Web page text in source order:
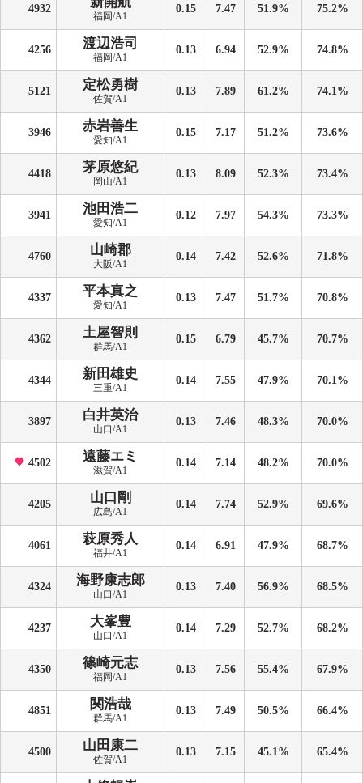
4932
福岡/A1
0.15 7.47 51.9% 75.2%
4256 渡辺浩司
福岡/A1
0.13 6.94 52.9% 74.8%
5121 定松勇樹
佐賀/A1
0.13 7.89 61.2% 74.1%
3946 赤岩善生
愛知/A1
0.15 7.17 51.2% 73.6%
4418 茅原悠紀
岡山/A1
0.13 8.09 52.3% 73.4%
3941 池田浩二
愛知/A1
0.12 7.97 54.3% 73.3%
4760 山崎郡
大阪/A1
0.14 7.42 52.6% 71.8%
4337 平本真之
愛知/A1
0.13 7.47 51.7% 70.8%
4362 土屋智則
群馬/A1
0.15 6.79 45.7% 70.7%
4344 新田雄史
三重/A1
0.14 7.55 47.9% 70.1%
3897 白井英治
山口/A1
0.13 7.46 48.3% 70.0%
4502 遠藤エミ
滋賀/A1
0.14 7.14 48.2% 70.0%
4205 山口剛
広島/A1
0.14 7.74 52.9% 69.6%
4061 萩原秀人
福井/A1
0.14 6.91 47.9% 68.7%
4324 海野康志郎
山口/A1
0.13 7.40 56.9% 68.5%
4237 大峯豊
山口/A1
0.14 7.29 52.7% 68.2%
4350 篠崎元志
福岡/A1
0.13 7.56 55.4% 67.9%
4851 関浩哉
群馬/A1
0.13 7.49 50.5% 66.4%
4500 山田康二
佐賀/A1
0.13 7.15 45.1% 65.4%